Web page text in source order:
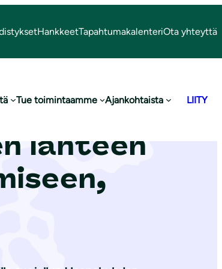
HankkeetTapahtumakalenteriOta yhteyttä
Tue toimintaamme Ajankohtaista LIITY
lähteen